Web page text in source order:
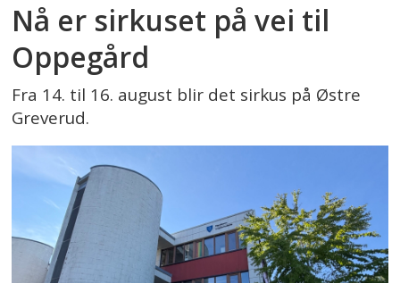
Nå er sirkuset på vei til
Oppegård
Fra 14. til 16. august blir det sirkus på Østre
Greverud.